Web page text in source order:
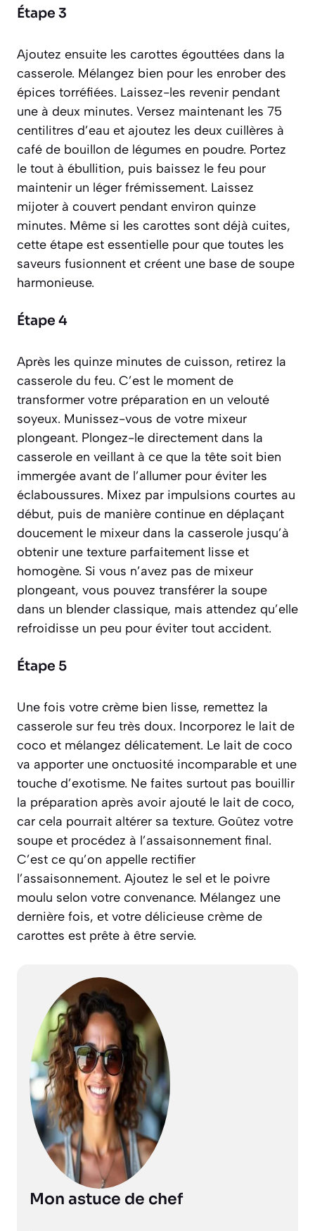
Étape 3
Ajoutez ensuite les carottes égouttées dans la
casserole. Mélangez bien pour les enrober des
épices torréfiées. Laissez-les revenir pendant
une à deux minutes. Versez maintenant les 75
centilitres d’eau et ajoutez les deux cuillères à
café de bouillon de légumes en poudre. Portez
le tout à ébullition, puis baissez le feu pour
maintenir un léger frémissement. Laissez
mijoter à couvert pendant environ quinze
minutes. Même si les carottes sont déjà cuites,
cette étape est essentielle pour que toutes les
saveurs fusionnent et créent une base de soupe
harmonieuse.
Étape 4
Après les quinze minutes de cuisson, retirez la
casserole du feu. C’est le moment de
transformer votre préparation en un velouté
soyeux. Munissez-vous de votre mixeur
plongeant. Plongez-le directement dans la
casserole en veillant à ce que la tête soit bien
immergée avant de l’allumer pour éviter les
éclaboussures. Mixez par impulsions courtes au
début, puis de manière continue en déplaçant
doucement le mixeur dans la casserole jusqu’à
obtenir une texture parfaitement lisse et
homogène. Si vous n’avez pas de mixeur
plongeant, vous pouvez transférer la soupe
dans un blender classique, mais attendez qu’elle
refroidisse un peu pour éviter tout accident.
Étape 5
Une fois votre crème bien lisse, remettez la
casserole sur feu très doux. Incorporez le lait de
coco et mélangez délicatement. Le lait de coco
va apporter une onctuosité incomparable et une
touche d’exotisme. Ne faites surtout pas bouillir
la préparation après avoir ajouté le lait de coco,
car cela pourrait altérer sa texture. Goûtez votre
soupe et procédez à l’assaisonnement final.
C’est ce qu’on appelle rectifier
l’assaisonnement. Ajoutez le sel et le poivre
moulu selon votre convenance. Mélangez une
dernière fois, et votre délicieuse crème de
carottes est prête à être servie.
Mon astuce de chef